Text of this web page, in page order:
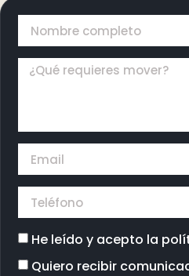
He leído y acepto la
Quiero recibir